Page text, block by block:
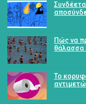
Πώς να
θάλασσα
Το